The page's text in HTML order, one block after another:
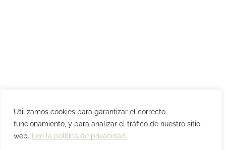
Utilizamos cookies para garantizar el correcto
funcionamiento, y para analizar el tráfico de nuestro sitio
web.
Lee la política de privacidad.